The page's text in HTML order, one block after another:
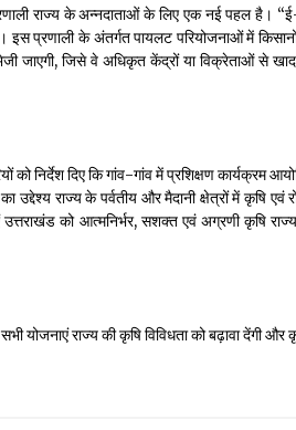
राज्य के अन्नदाताओं के लिए एक नई पहल है। “ई-
प्रणाली के अंतर्गत पायलट परियोजनाओं में
जिसे वे अधिकृत केंद्रों या विक्रेताओं से
निर्देश दिए कि गांव-गांव में प्रशिक्षण कार्यक्रम
राज्य के पर्वतीय और मैदानी क्षेत्रों में कृषि
को आत्मनिर्भर, सशक्त एवं अग्रणी कृषि
योजनाएं राज्य की कृषि विविधता को बढ़ावा देंगी